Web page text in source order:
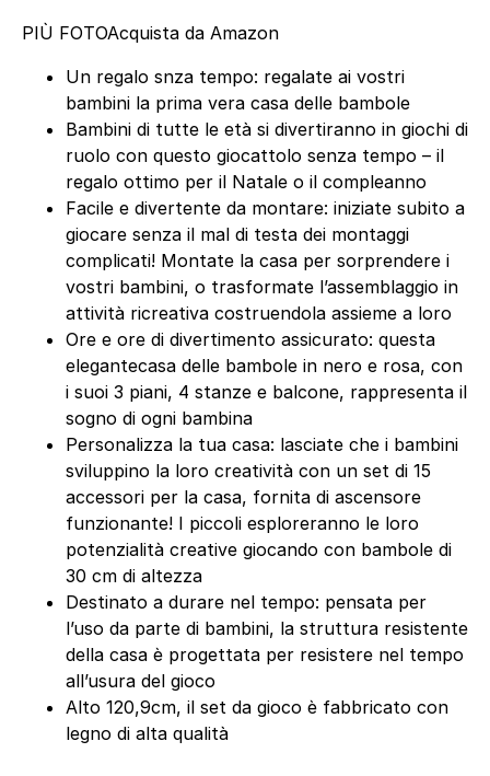
PIÙ FOTOAcquista da Amazon
Un regalo snza tempo: regalate ai vostri
bambini la prima vera casa delle bambole
Bambini di tutte le età si divertiranno in giochi di
ruolo con questo giocattolo senza tempo – il
regalo ottimo per il Natale o il compleanno
Facile e divertente da montare: iniziate subito a
giocare senza il mal di testa dei montaggi
complicati! Montate la casa per sorprendere i
vostri bambini, o trasformate l’assemblaggio in
attività ricreativa costruendola assieme a loro
Ore e ore di divertimento assicurato: questa
elegantecasa delle bambole in nero e rosa, con
i suoi 3 piani, 4 stanze e balcone, rappresenta il
sogno di ogni bambina
Personalizza la tua casa: lasciate che i bambini
sviluppino la loro creatività con un set di 15
accessori per la casa, fornita di ascensore
funzionante! I piccoli esploreranno le loro
potenzialità creative giocando con bambole di
30 cm di altezza
Destinato a durare nel tempo: pensata per
l’uso da parte di bambini, la struttura resistente
della casa è progettata per resistere nel tempo
all’usura del gioco
Alto 120,9cm, il set da gioco è fabbricato con
legno di alta qualità